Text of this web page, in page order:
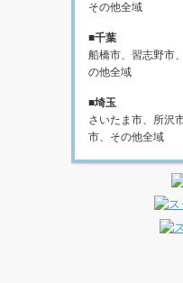
その他全域
■千葉
船橋市、習志野市
の他全域
■埼玉
さいたま市、所沢
市、その他全域